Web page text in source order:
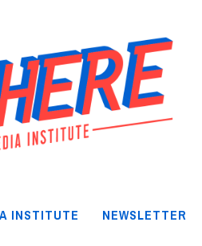
INSTITUTE NEWSLETTER